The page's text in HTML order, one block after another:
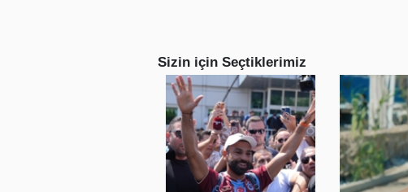
Sizin için Seçtiklerimiz